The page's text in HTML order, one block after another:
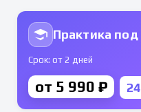
Практика
Срок: от 2 дней
от 5 990 ₽